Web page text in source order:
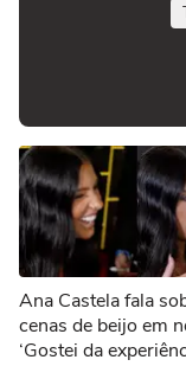
Ana Castela fala
cenas de beijo em
‘Gostei da